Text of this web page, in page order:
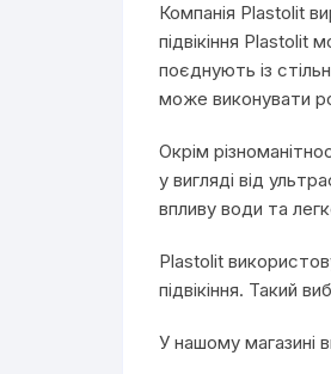
Компанія Plastolit
підвікіння Plastolit
поєднують із
може виконувати
Окрім
у вигляді від
впливу води та
Plastolit
підвікіння. Такий
У нашому магазині